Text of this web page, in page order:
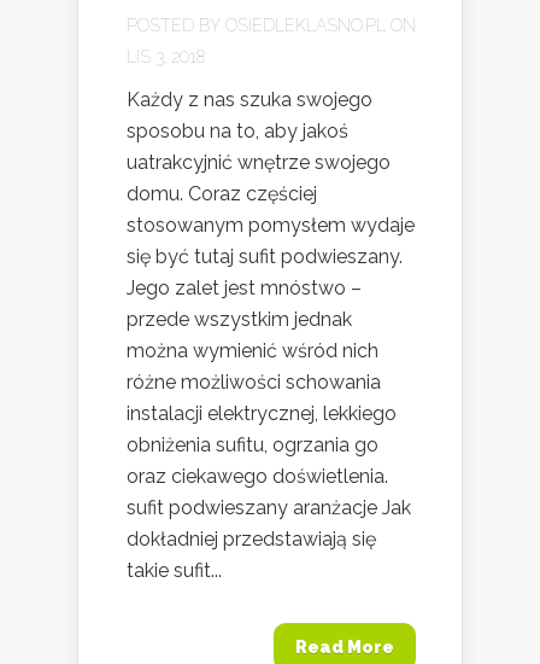
POSTED BY OSIEDLEKLASNO.PL ON
LIS 3, 2018
Każdy z nas szuka swojego
sposobu na to, aby jakoś
uatrakcyjnić wnętrze swojego
domu. Coraz częściej
stosowanym pomysłem wydaje
się być tutaj sufit podwieszany.
Jego zalet jest mnóstwo –
przede wszystkim jednak
można wymienić wśród nich
różne możliwości schowania
instalacji elektrycznej, lekkiego
obniżenia sufitu, ogrzania go
oraz ciekawego doświetlenia.
sufit podwieszany aranżacje Jak
dokładniej przedstawiają się
takie sufit...
Read More